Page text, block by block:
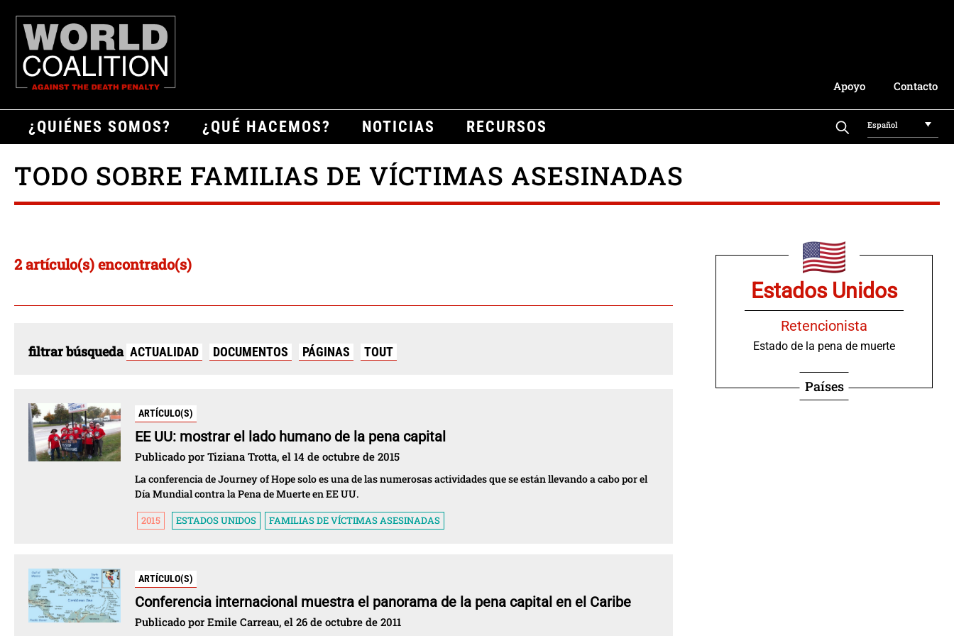
Apoyo Contacto
¿QUIÉNES SOMOS? ¿QUÉ HACEMOS? NOTICIAS RECURSOS Español
TODO SOBRE FAMILIAS DE VÍCTIMAS ASESINADAS
2 artículo(s) encontrado(s)
filtrar búsqueda ACTUALIDAD DOCUMENTOS PÁGINAS TOUT
ARTÍCULO(S)
EE UU: mostrar el lado humano de la pena capital
Publicado por Tiziana Trotta, el 14 de octubre de 2015
La conferencia de Journey of Hope solo es una de las numerosas actividades que se están llevando a cabo por el
Día Mundial contra la Pena de Muerte en EE UU.
2015 ESTADOS UNIDOS FAMILIAS DE VÍCTIMAS ASESINADAS
ARTÍCULO(S)
Conferencia internacional muestra el panorama de la pena capital en el Caribe
Publicado por Emile Carreau, el 26 de octubre de 2011
Estados Unidos
Retencionista
Estado de la pena de muerte
Países